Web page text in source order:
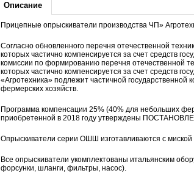
Описание
Прицепные опрыскиватели производства ЧП»
Согласно обновленного перечня отечественной
которых частично компенсируется за счет средств
комиссии по формированию перечня отечественной
которых частично компенсируется за счет средств
«Агротехника» подлежит частичной
фермерских хозяйств.
Программа компенсации 25% (40% для небольших
приобретенной в 2018 году утверждены
Опрыскиватели серии ОШШ изготавливаются с
Все опрыскиватели укомплектованы итальянским
форсунки, шланги, фильтры, насос).